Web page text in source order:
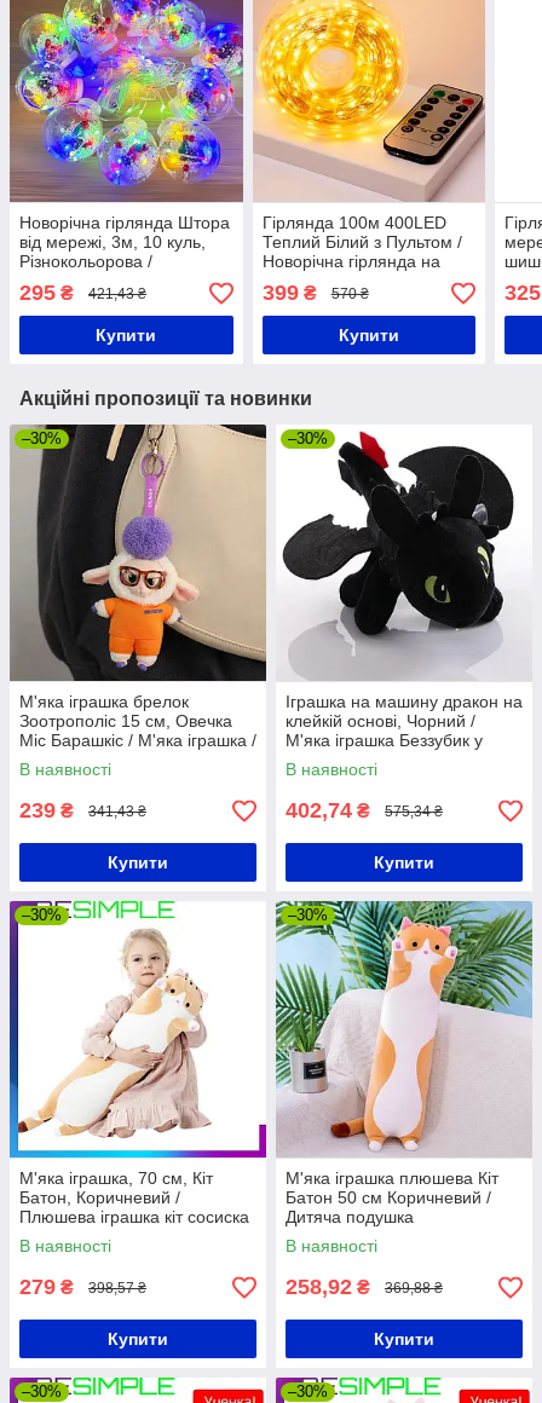
Новорічна гірлянда Штора
від мережі, 3м, 10 куль,
Різнокольорова /
Світлодіодна гірлянда на
вікно / Гірлянда з кулями
на ялинку
295 ₴ 421,43 ₴
Купити
Гірлянда 100м 400LED
Теплий Білий з Пультом /
Новорічна гірлянда на
ялинку / Світлодіодна
гірлянда нитка
399₴ 570 ₴
Купити
/
325
Акційні пропозиції та новинки
–30%
М'яка іграшка брелок
Зоотрополіс 15 см, Овечка
Міс Барашкіс / М'яка іграшка /
Фігурка брелок / Плюшева
іграшка Zootopia
В наявності
239 ₴ 341,43 ₴
Купити
–30%
Іграшка на машину дракон на
клейкій основі, Чорний /
М'яка іграшка Беззубик у
машину
В наявності
402,74 ₴ 575,34 ₴
Купити
–30%
М'яка іграшка, 70 см, Кіт
Батон, Коричневий /
Плюшева іграшка кіт сосиска
/ Дитяча іграшка обіймашка
В наявності
279 ₴ 398,57 ₴
Купити
–30%
М'яка іграшка плюшева Кіт
Батон 50 см Коричневий /
Дитяча подушка
В наявності
258,92 ₴ 369,88 ₴
Купити
–30% –30%